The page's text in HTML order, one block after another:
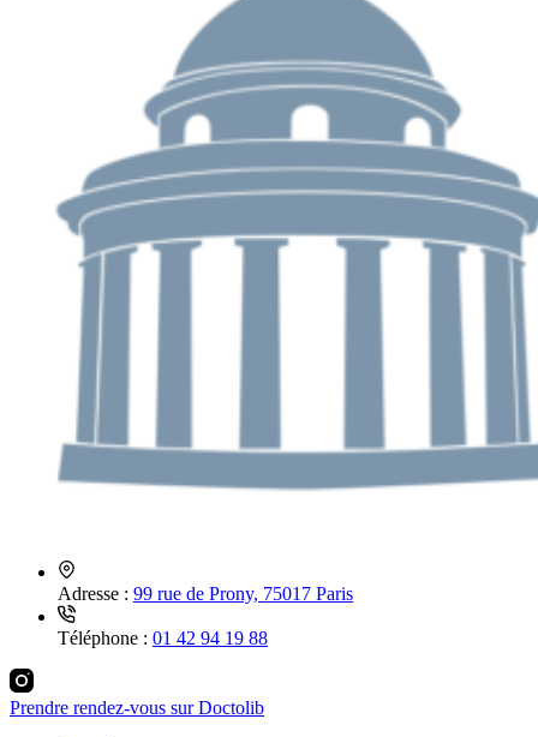
Adresse : 99 rue de Prony, 75017 Paris
Téléphone : 01 42 94 19 88
Prendre rendez-vous sur Doctolib